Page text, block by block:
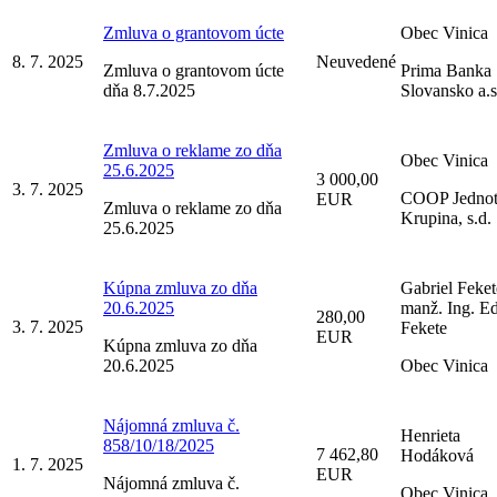
8. 7. 2025
Zmluva o grantovom úcte
Zmluva o grantovom úcte
dňa 8.7.2025
Neuvedené
Obec Vinica
Prima Banka
Slovansko
3. 7. 2025
Zmluva o reklame zo dňa
25.6.2025
Zmluva o reklame zo dňa
25.6.2025
3 000,00
EUR
Obec Vinica
COOP
Krupina, s.d.
3. 7. 2025
Kúpna zmluva zo dňa
20.6.2025
Kúpna zmluva zo dňa
20.6.2025
280,00
EUR
Gabriel
manž. Ing.
Fekete
Obec Vinica
1. 7. 2025
Nájomná zmluva č.
858/10/18/2025
Nájomná zmluva č.
7 462,80
EUR
Henrieta
Hodáková
Obec Vinica